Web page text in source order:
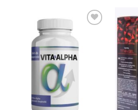
Kívánságlistához
adás